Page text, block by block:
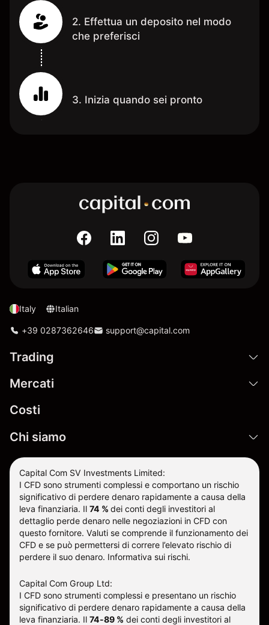
2. Effettua un deposito nel modo
che preferisci
3. Inizia quando sei pronto
Italy Italian
+39 0287362646 support@capital.com
Trading
Mercati
Costi
Chi siamo
Capital Com SV Investments Limited:
I CFD sono strumenti complessi e comportano un rischio
significativo di perdere denaro rapidamente a causa della
leva finanziaria. Il 74 % dei conti degli investitori al
dettaglio perde denaro nelle negoziazioni in CFD con
questo fornitore. Valuti se comprende il funzionamento dei
CFD e se può permettersi di correre l’elevato rischio di
perdere il suo denaro. Informativa sui rischi.
Capital Com Group Ltd:
I CFD sono strumenti complessi e presentano un rischio
significativo di perdere denaro rapidamente a causa della
leva finanziaria. Il 74-89 % dei conti degli investitori al